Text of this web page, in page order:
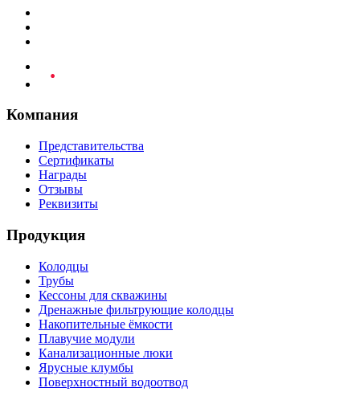
Компания
Представительства
Сертификаты
Награды
Отзывы
Реквизиты
Продукция
Колодцы
Трубы
Кессоны для скважины
Дренажные фильтрующие колодцы
Накопительные ёмкости
Плавучие модули
Канализационные люки
Ярусные клумбы
Поверхностный водоотвод